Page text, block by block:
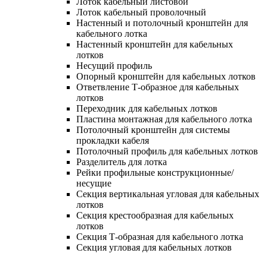
Лоток кабельный проволочный
Настенный и потолочный кронштейн для
кабельного лотка
Настенный кронштейн для кабельных
лотков
Несущий профиль
Опорный кронштейн для кабельных лотков
Ответвление Т-образное для кабельных
лотков
Переходник для кабельных лотков
Пластина монтажная для кабельного лотка
Потолочный кронштейн для системы
прокладки кабеля
Потолочный профиль для кабельных лотков
Разделитель для лотка
Рейки профильные конструкционные/
несущие
Секция вертикальная угловая для кабельных
лотков
Секция крестообразная для кабельных
лотков
Секция Т-образная для кабельного лотка
Секция угловая для кабельных лотков